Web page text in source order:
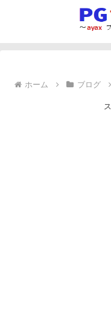
ホーム ブログ